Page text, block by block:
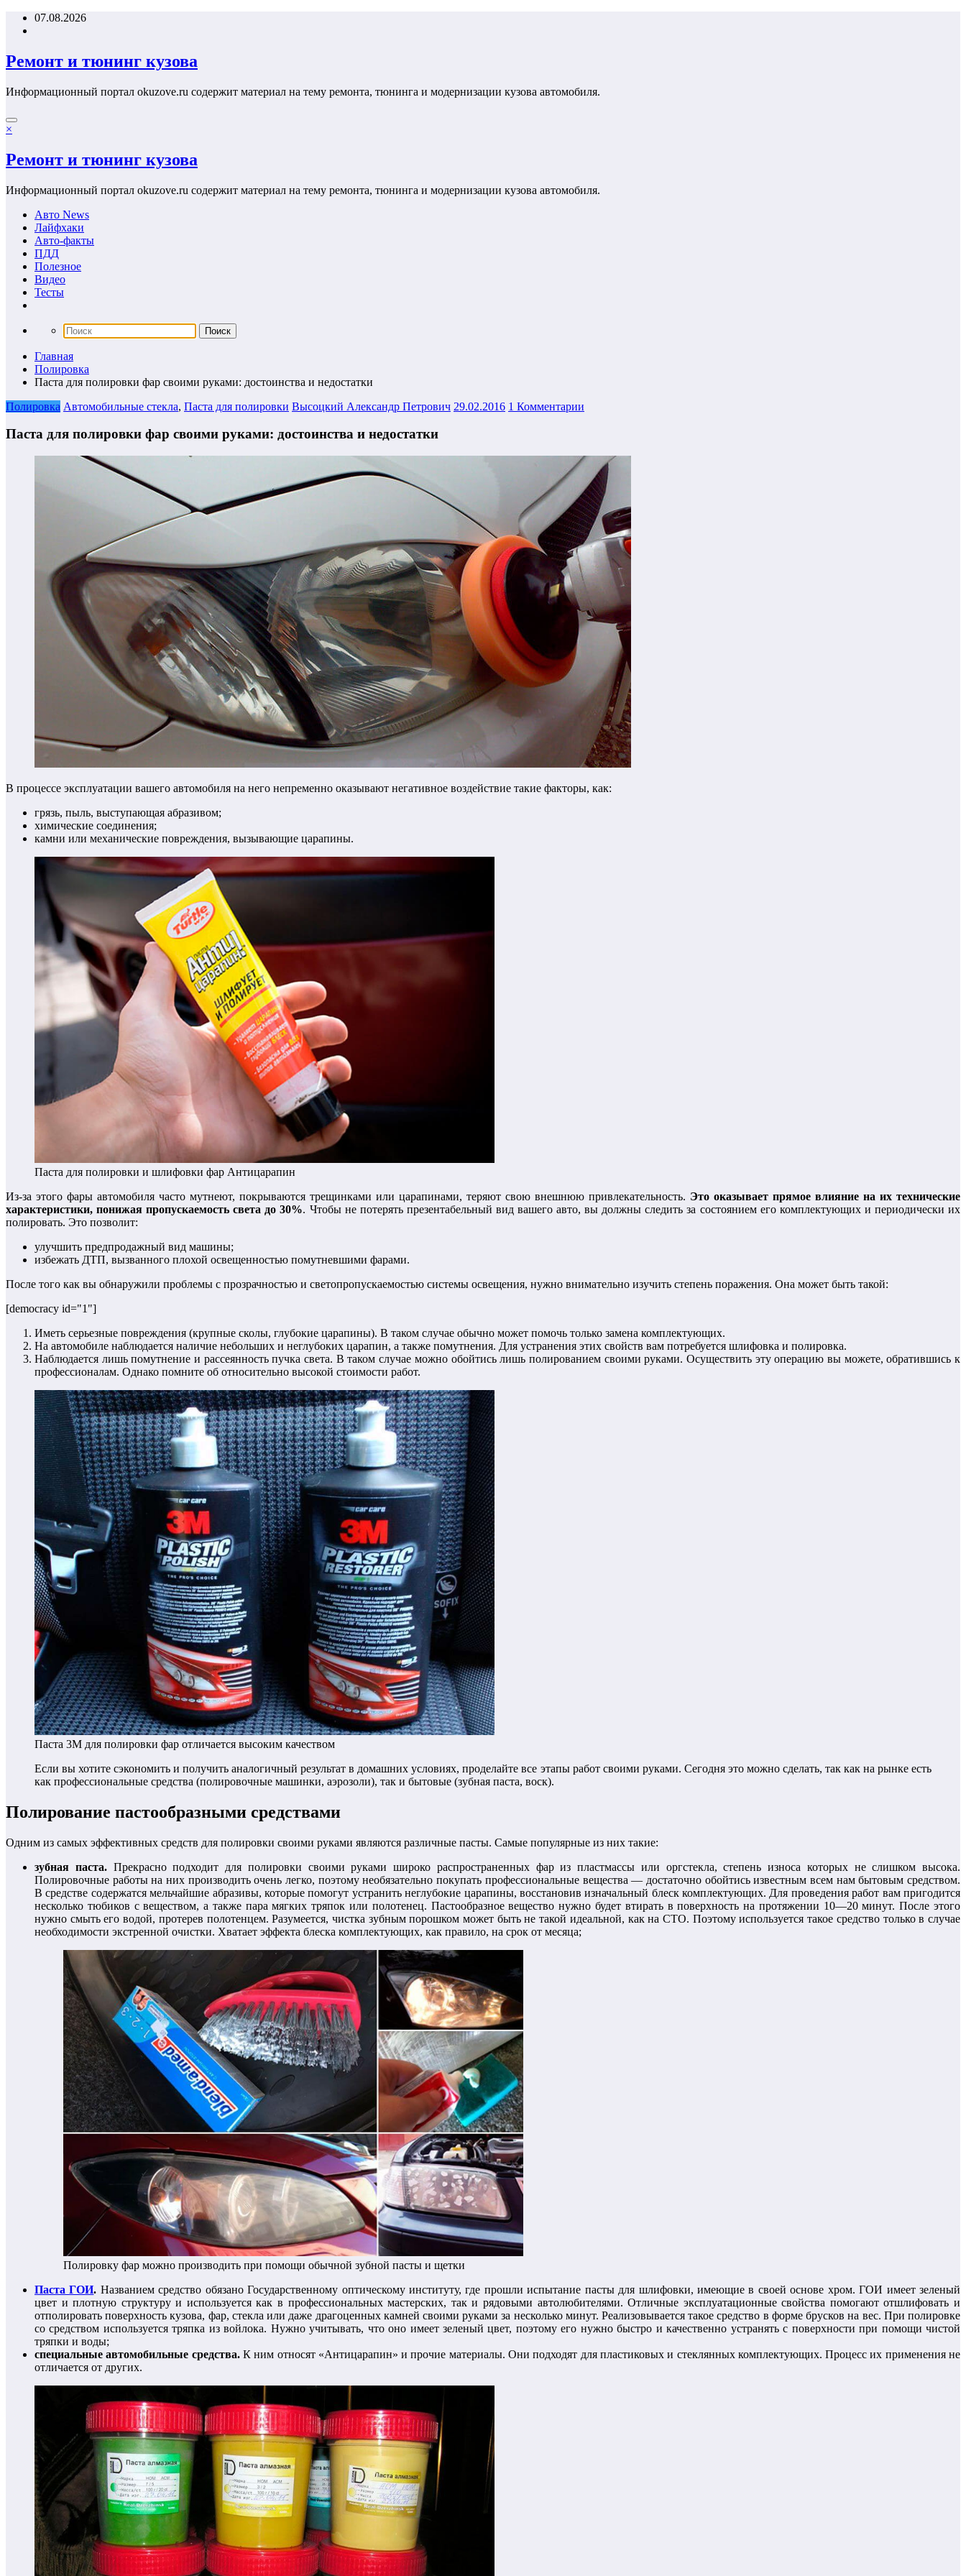
Перейти07.08.2026
Ремонт и тюнинг кузова
Информационный портал okuzove.ru содержит материал на тему ремонта, тюнинга и модернизации кузова автомобиля.
×
Ремонт и тюнинг кузова
Информационный портал okuzove.ru содержит материал на тему ремонта, тюнинга и модернизации кузова автомобиля.
Авто News
Лайфхаки
Авто-факты
ПДД
Полезное
Видео
Тесты
Главная
Полировка
Паста для полировки фар своими руками: достоинства и недостатки
Полировка Автомобильные стекла, Паста для полировки Высоцкий Александр Петрович 29.02.2016 1 Комментарии
Паста для полировки фар своими руками: достоинства и недостатки
В процессе эксплуатации вашего автомобиля на него непременно оказывают негативное воздействие такие факторы, как:
грязь, пыль, выступающая абразивом;
химические соединения;
камни или механические повреждения, вызывающие царапины.
Паста для полировки и шлифовки фар Антицарапин
Из-за этого фары автомобиля часто мутнеют, покрываются трещинками или царапинами, теряют свою внешнюю привлекательность. Это оказывает прямое влияние на их технические
характеристики, понижая пропускаемость света до 30%. Чтобы не потерять презентабельный вид вашего авто, вы должны следить за состоянием его комплектующих и периодически их
полировать. Это позволит:
улучшить предпродажный вид машины;
избежать ДТП, вызванного плохой освещенностью помутневшими фарами.
После того как вы обнаружили проблемы с прозрачностью и светопропускаемостью системы освещения, нужно внимательно изучить степень поражения. Она может быть такой:
[democracy id="1"]
Иметь серьезные повреждения (крупные сколы, глубокие царапины). В таком случае обычно может помочь только замена комплектующих.
На автомобиле наблюдается наличие небольших и неглубоких царапин, а также помутнения. Для устранения этих свойств вам потребуется шлифовка и полировка.
Наблюдается лишь помутнение и рассеянность пучка света. В таком случае можно обойтись лишь полированием своими руками. Осуществить эту операцию вы можете, обратившись к
профессионалам. Однако помните об относительно высокой стоимости работ.
Паста 3М для полировки фар отличается высоким качеством
Если вы хотите сэкономить и получить аналогичный результат в домашних условиях, проделайте все этапы работ своими руками. Сегодня это можно сделать, так как на рынке есть
как профессиональные средства (полировочные машинки, аэрозоли), так и бытовые (зубная паста, воск).
Полирование пастообразными средствами
Одним из самых эффективных средств для полировки своими руками являются различные пасты. Самые популярные из них такие:
зубная паста.Прекрасно подходит для полировки своими руками широко распространенных фар из пластмассы или оргстекла, степень износа которых не слишком высока.
Полировочные работы на них производить очень легко, поэтому необязательно покупать профессиональные вещества — достаточно обойтись известным всем нам бытовым средством.
В средстве содержатся мельчайшие абразивы, которые помогут устранить неглубокие царапины, восстановив изначальный блеск комплектующих. Для проведения работ вам пригодится
несколько тюбиков с веществом, а также пара мягких тряпок или полотенец. Пастообразное вещество нужно будет втирать в поверхность на протяжении 10—20 минут. После этого
нужно смыть его водой, протерев полотенцем. Разумеется, чистка зубным порошком может быть не такой идеальной, как на СТО. Поэтому используется такое средство только в случае
необходимости экстренной очистки. Хватает эффекта блеска комплектующих, как правило, на срок от месяца;
Полировку фар можно производить при помощи обычной зубной пасты и щетки
Паста ГОИ. Названием средство обязано Государственному оптическому институту, где прошли испытание пасты для шлифовки, имеющие в своей основе хром. ГОИ имеет зеленый
цвет и плотную структуру и используется как в профессиональных мастерских, так и рядовыми автолюбителями. Отличные эксплуатационные свойства помогают отшлифовать и
отполировать поверхность кузова, фар, стекла или даже драгоценных камней своими руками за несколько минут. Реализовывается такое средство в форме брусков на вес. При полировке
со средством используется тряпка из войлока. Нужно учитывать, что оно имеет зеленый цвет, поэтому его нужно быстро и качественно устранять с поверхности при помощи чистой
тряпки и воды;
специальные автомобильные средства.К ним относят «Антицарапин» и прочие материалы. Они подходят для пластиковых и стеклянных комплектующих. Процесс их применения не
отличается от других.